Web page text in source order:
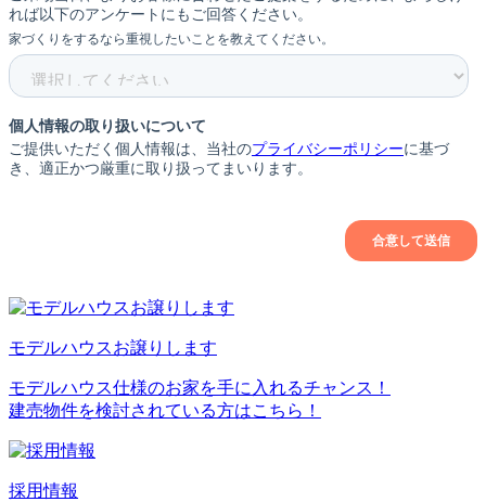
モデルハウスお譲りします
モデルハウス仕様のお家を手に入れるチャンス！
建売物件を検討されている方はこちら！
採用情報